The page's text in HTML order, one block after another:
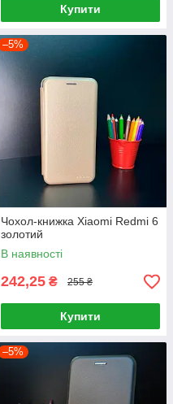
Купити
–5%
Чохол-книжка Xiaomi Redmi 6
золотий
В наявності
242,25 ₴ 255 ₴
Купити
–5%